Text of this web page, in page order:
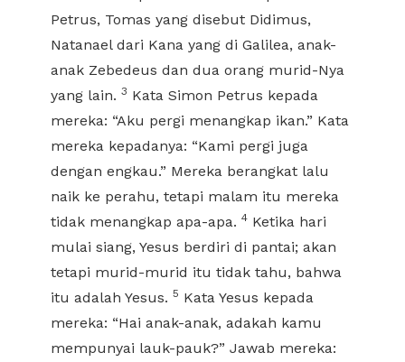
Petrus, Tomas yang disebut Didimus,
Natanael dari Kana yang di Galilea, anak-
anak Zebedeus dan dua orang murid-Nya
yang lain. 3 Kata Simon Petrus kepada
mereka: “Aku pergi menangkap ikan.” Kata
mereka kepadanya: “Kami pergi juga
dengan engkau.” Mereka berangkat lalu
naik ke perahu, tetapi malam itu mereka
tidak menangkap apa-apa. 4 Ketika hari
mulai siang, Yesus berdiri di pantai; akan
tetapi murid-murid itu tidak tahu, bahwa
itu adalah Yesus. 5 Kata Yesus kepada
mereka: “Hai anak-anak, adakah kamu
mempunyai lauk-pauk?” Jawab mereka: